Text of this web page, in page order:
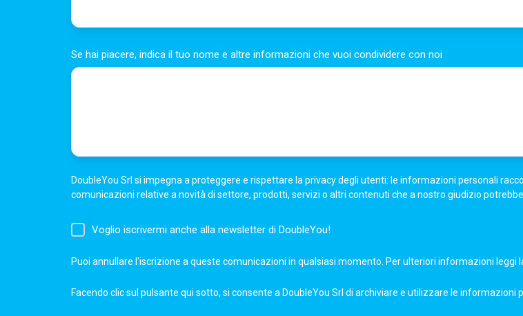
Se hai piacere, indica il tuo nome e altre informazioni che vuoi condividere con noi
DoubleYou Srl si impegna a proteggere e rispettare la privacy degli utenti: le informazioni personali
comunicazioni relative a novità di settore, prodotti, servizi o altri contenuti che a nostro giudizio
Voglio iscrivermi anche alla newsletter di DoubleYou!
Puoi annullare l'iscrizione a queste comunicazioni in qualsiasi momento. Per ulteriori informazioni leggi
Facendo clic sul pulsante qui sotto, si consente a DoubleYou Srl di archiviare e utilizzare le informazioni